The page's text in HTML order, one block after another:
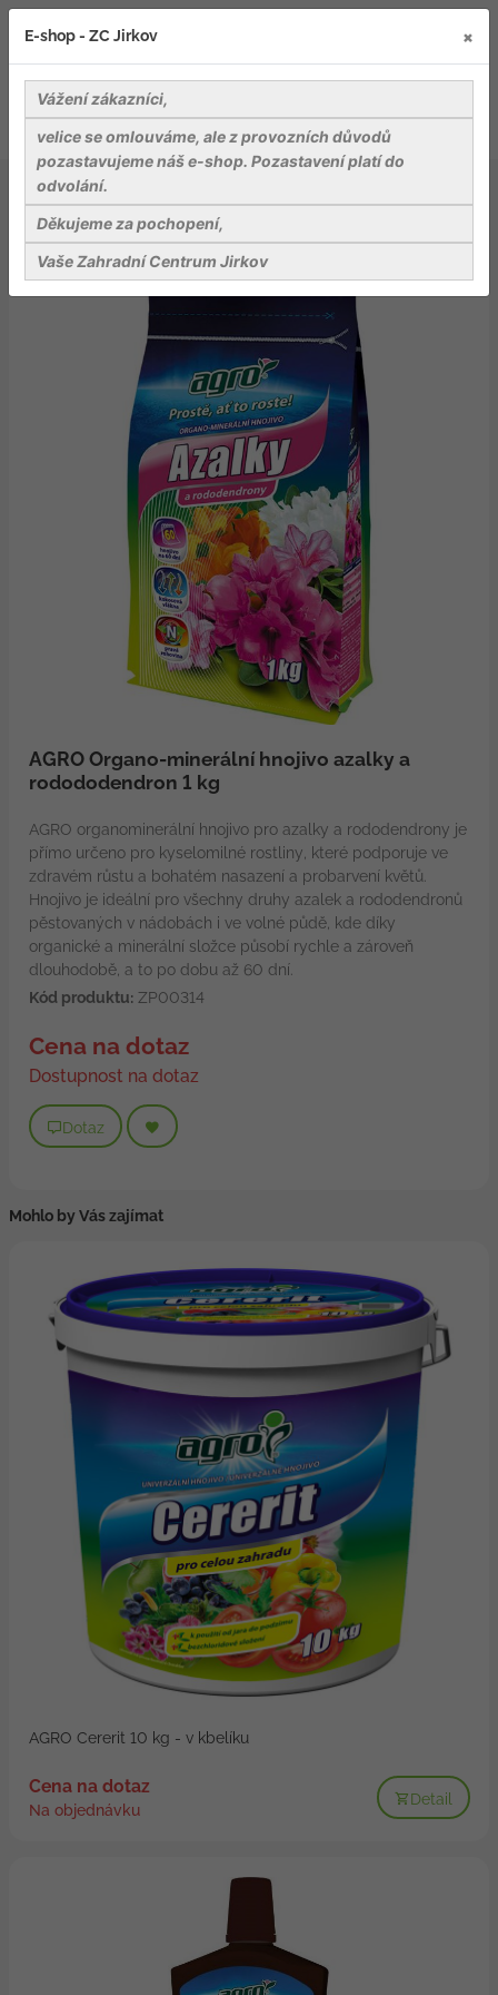
Záhradnické potřeby
AGRO Organo-minerální hnojivo azalky a rodododendron
1 kg
AGRO Organo-minerální hnojivo azalky a
rodododendron 1 kg
AGRO organominerální hnojivo pro azalky a rododendrony je
přímo určeno pro kyselomilné rostliny, které podporuje ve
zdravém růstu a bohatém nasazení a probarvení květů.
Hnojivo je ideální pro všechny druhy azalek a rododendronů
pěstovaných v nádobách i ve volné půdě, kde díky
organické a minerální složce působí rychle a zároveň
dlouhodobě, a to po dobu až 60 dní.
Kód produktu:ZP00314
Cena na dotaz
Dostupnost na dotaz
Dotaz
Mohlo by Vás zajímat
AGRO Cererit 10 kg - v kbelíku
Cena na dotaz
Na objednávku
Detail
E-shop - ZC Jirkov ×
Vážení zákazníci,
velice se omlouváme, ale z provozních důvodů
pozastavujeme náš e-shop. Pozastavení platí do
odvolání.
Děkujeme za pochopení,
Vaše Zahradní Centrum Jirkov